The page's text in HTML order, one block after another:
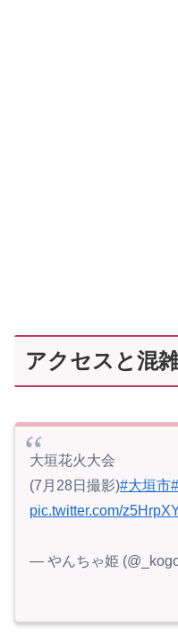
アクセスと混
大垣花火大会
(7月28日撮影)#大垣市
pic.twitter.com/
— やんちゃ姫